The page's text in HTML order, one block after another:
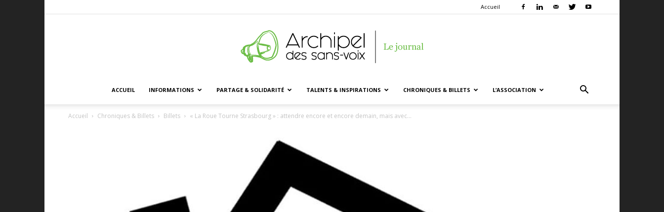
Accueil
ACCUEIL INFORMATIONS PARTAGE & SOLIDARITÉ TALENTS & INSPIRATIONS CHRONIQUES & BILLETS L’ASSOCIATION
Accueil Chroniques & Billets Billets « La Roue Tourne Strasbourg » : attendre encore et encore demain, mais avec...